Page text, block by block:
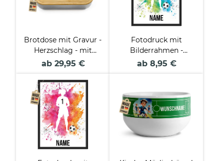
Brotdose mit Gravur -
Herzschlag - mit
Name
ab 29,95 €
Fotodruck mit
Bilderrahmen -
Fußballspieler Junge -
verschiedene Größen
ab 8,95 €